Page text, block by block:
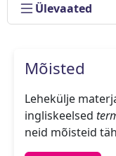
Ülevaated
Mõisted
Lehekülje
ingliskeelsed
neid mõisteid